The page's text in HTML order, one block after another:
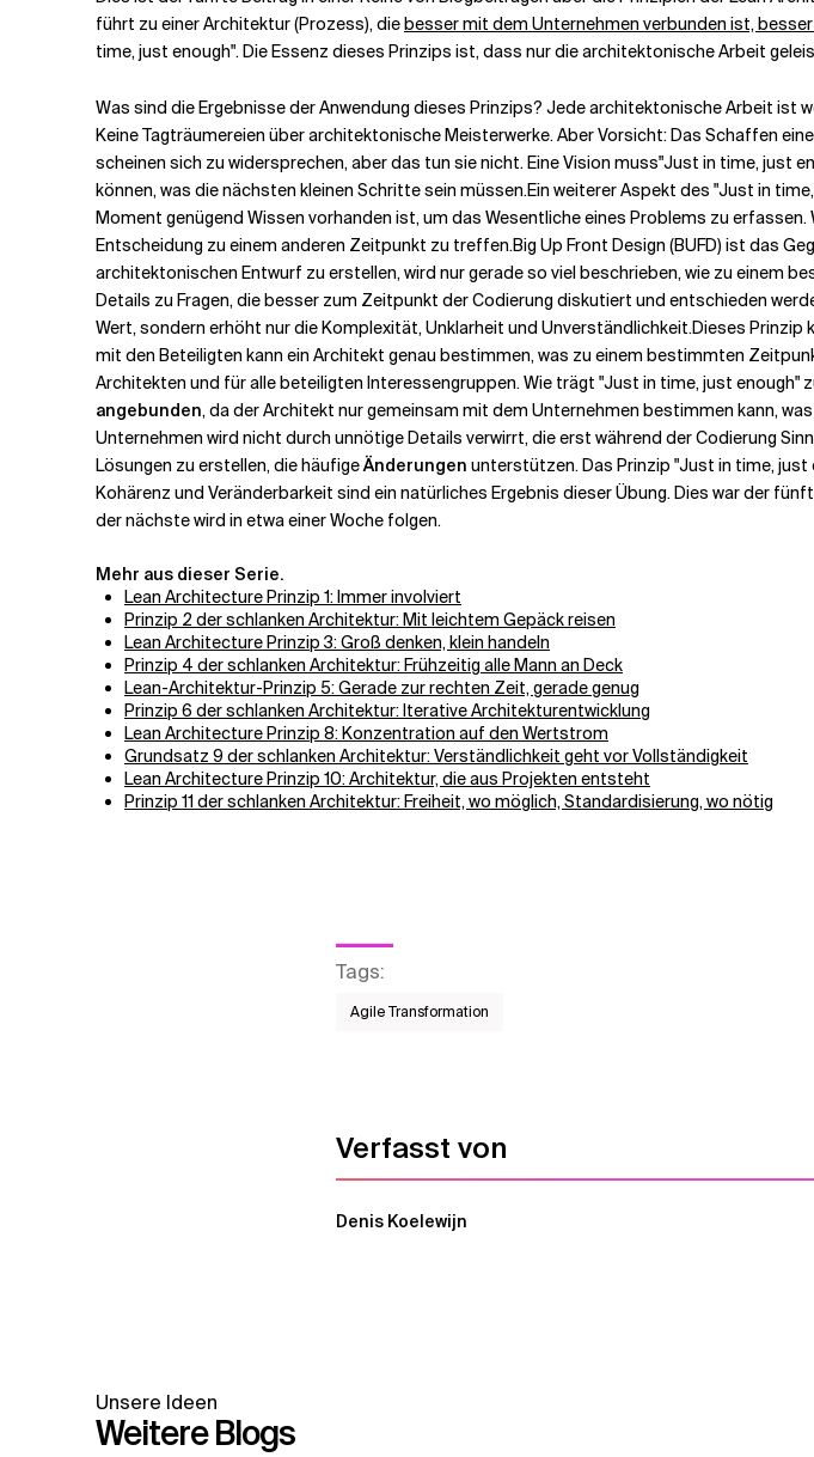
Verwandte Themen
führt zu einer Architektur (Prozess), diebesser mit dem Unternehmen verbunden ist,
time, just enough". Die Essenz dieses Prinzips ist, dass nur die architektonische Arbeit
Was sind die Ergebnisse der Anwendung dieses Prinzips? Jede architektonische Arbeit
Keine Tagträumereien über architektonische Meisterwerke. Aber Vorsicht: Das Schaffen
scheinen sich zu widersprechen, aber das tun sie nicht. Eine Vision muss"Just in time, just
können, was die nächsten kleinen Schritte sein müssen.Ein weiterer Aspekt des "Just in
Moment genügend Wissen vorhanden ist, um das Wesentliche eines Problems zu
Entscheidung zu einem anderen Zeitpunkt zu treffen.Big Up Front Design (BUFD) ist das
architektonischen Entwurf zu erstellen, wird nur gerade so viel beschrieben, wie zu
Details zu Fragen, die besser zum Zeitpunkt der Codierung diskutiert und entschieden
Wert, sondern erhöht nur die Komplexität, Unklarheit und Unverständlichkeit.Dieses Prinzip
mit den Beteiligten kann ein Architekt genau bestimmen, was zu einem bestimmten
Architekten und für alle beteiligten Interessengruppen. Wie trägt "Just in time, just enough"
angebunden, da der Architekt nur gemeinsam mit dem Unternehmen bestimmen kann,
Unternehmen wird nicht durch unnötige Details verwirrt, die erst während der Codierung
Lösungen zu erstellen, die häufigeÄnderungen unterstützen. Das Prinzip "Just in time,
Kohärenz und Veränderbarkeit sind ein natürliches Ergebnis dieser Übung. Dies war der
der nächste wird in etwa einer Woche folgen.
Mehr aus dieser Serie.
Lean Architecture Prinzip 1: Immer involviert
Prinzip 2 der schlanken Architektur: Mit leichtem Gepäck reisen
Lean Architecture Prinzip 3: Groß denken, klein handeln
Prinzip 4 der schlanken Architektur: Frühzeitig alle Mann an Deck
Lean-Architektur-Prinzip 5: Gerade zur rechten Zeit, gerade genug
Prinzip 6 der schlanken Architektur: Iterative Architekturentwicklung
Lean Architecture Prinzip 8: Konzentration auf den Wertstrom
Grundsatz 9 der schlanken Architektur: Verständlichkeit geht vor Vollständigkeit
Lean Architecture Prinzip 10: Architektur, die aus Projekten entsteht
Prinzip 11 der schlanken Architektur: Freiheit, wo möglich, Standardisierung, wo nötig
Tags:
Agile Transformation
Verfasst von
Denis Koelewijn
Unsere Ideen
Weitere Blogs